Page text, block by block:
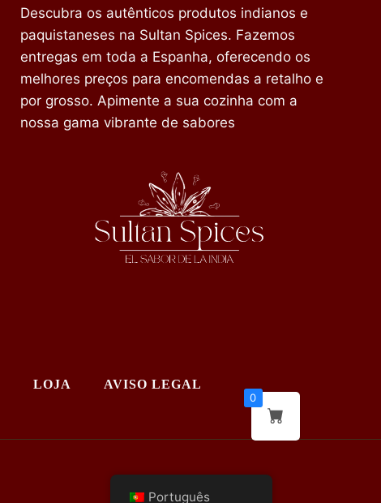
Descubra os autênticos produtos indianos e
paquistaneses na Sultan Spices. Fazemos
entregas em toda a Espanha, oferecendo os
melhores preços para encomendas a retalho e
por grosso. Apimente a sua cozinha com a
nossa gama vibrante de sabores
LOJA AVISO LEGAL
Português
0